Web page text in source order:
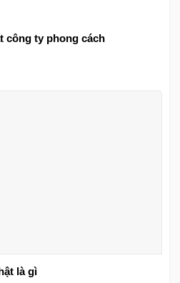
công ty phong cách
là gì